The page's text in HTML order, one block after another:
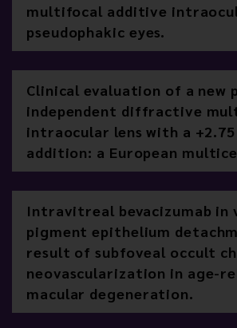
multifocal additive
pseudophakic eyes.
Clinical evaluation of a new
independent diffractive
intraocular lens with a +2.75
addition: a European
Intravitreal bevacizumab in
pigment epithelium
result of subfoveal occult
neovascularization in age-
macular degeneration.